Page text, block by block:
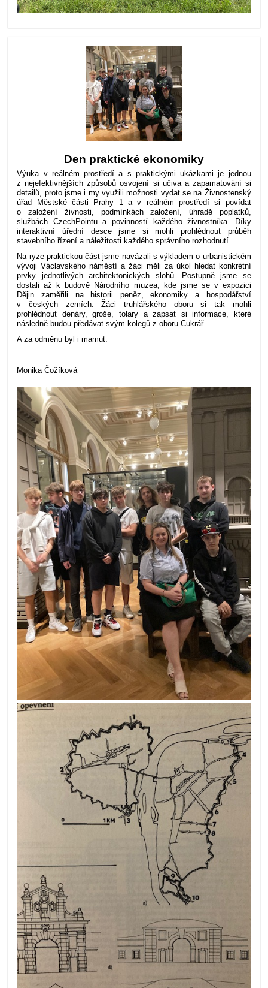
Den praktické ekonomiky
Výuka v reálném prostředí a s praktickými ukázkami je jednou
z nejefektivnějších způsobů osvojení si učiva a zapamatování si
detailů, proto jsme i my využili možnosti vydat se na Živnostenský
úřad Městské části Prahy 1 a v reálném prostředí si povídat
o založení živnosti, podmínkách založení, úhradě poplatků,
službách CzechPointu a povinností každého živnostníka. Díky
interaktivní úřední desce jsme si mohli prohlédnout průběh
stavebního řízení a náležitosti každého správního rozhodnutí.
Na ryze praktickou část jsme navázali s výkladem o urbanistickém
vývoji Václavského náměstí a žáci měli za úkol hledat konkrétní
prvky jednotlivých architektonických slohů. Postupně jsme se
dostali až k budově Národního muzea, kde jsme se v expozici
Dějin zaměřili na historii peněz, ekonomiky a hospodářství
v českých zemích. Žáci truhlářského oboru si tak mohli
prohlédnout denáry, groše, tolary a zapsat si informace, které
následně budou předávat svým kolegů z oboru Cukrář.
A za odměnu byl i mamut.
Monika Čožíková